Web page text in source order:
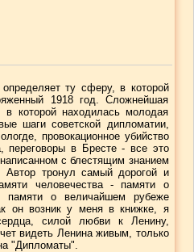
ту сферу, в которой
1918 год. Сложнейшая
в которой находилась молодая
шаги советской дипломатии,
провокационное убийство
переговоры в Бресте - все это
с блестящим знанием
Автор тронул самый дорогой и
человечества - памяти о
памяти о величайшем рубеже
он возник у меня в книжке, я
силой любви к Ленину,
видеть Ленина живым, только
"Дипломаты".